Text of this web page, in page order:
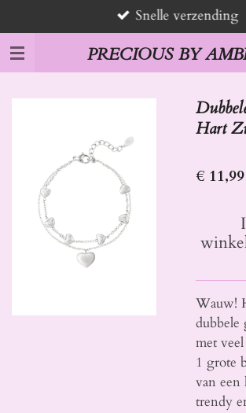
direct
naar
de
hoofdinhoud
PRECIOUS BY
Snelle verzending
Hart
€ 11,99
Wauw!
dubbele
met
1 grote
van een
trendy